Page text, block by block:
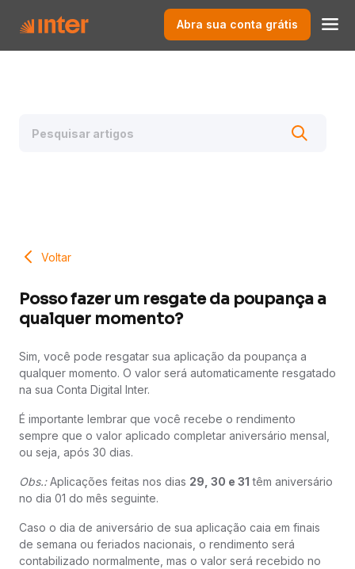
Abra sua conta grátis
Voltar
Posso fazer um resgate da poupança a
qualquer momento?
Sim, você pode resgatar sua aplicação da poupança a
qualquer momento. O valor será automaticamente resgatado
na sua Conta Digital Inter.
É importante lembrar que você recebe o rendimento
sempre que o valor aplicado completar aniversário mensal,
ou seja, após 30 dias.
Obs.:Aplicações feitas nos dias 29, 30 e 31 têm aniversário
no dia 01 do mês seguinte.
Caso o dia de aniversário de sua aplicação caia em finais
de semana ou feriados nacionais, o rendimento será
contabilizado normalmente, mas o valor será recebido no